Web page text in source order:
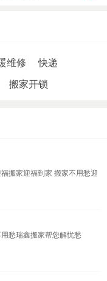
维修
快递
搬家开锁
搬家迎福到家 搬家不用愁迎
愁瑞鑫搬家帮您解忧愁